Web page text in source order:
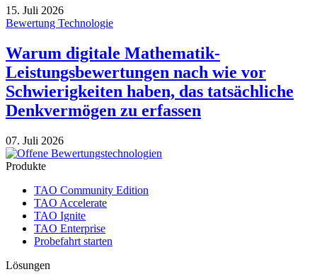
15. Juli 2026
Bewertung Technologie
Warum digitale Mathematik-
Leistungsbewertungen nach wie vor
Schwierigkeiten haben, das tatsächliche
Denkvermögen zu erfassen
07. Juli 2026
Produkte
TAO Community Edition
TAO Accelerate
TAO Ignite
TAO Enterprise
Probefahrt starten
Lösungen